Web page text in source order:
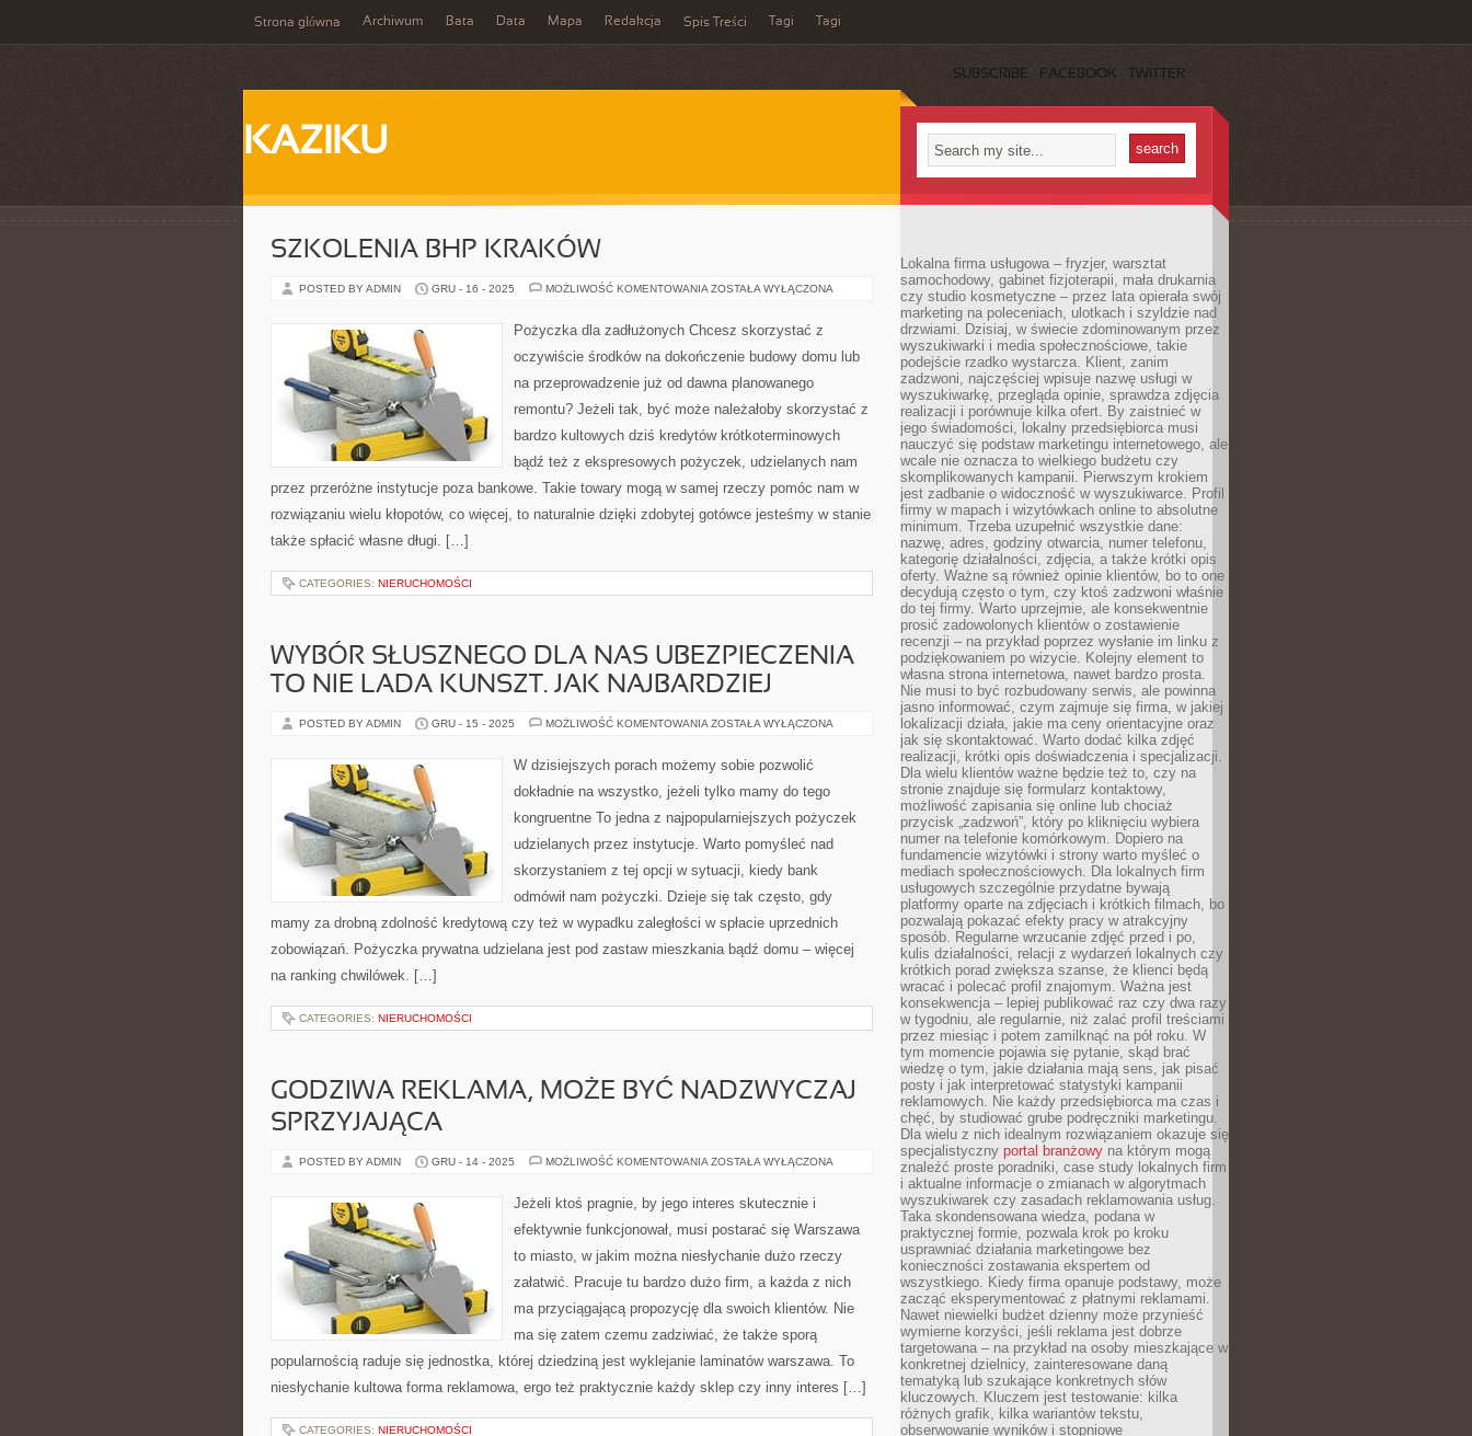
Strona główna Archiwum Bata Data Mapa Redakcja Spis Treści Tagi Tagi
SUBSCRIBE FACEBOOK TWITTER
KAZIKU
SZKOLENIA BHP KRAKÓW
POSTED BY ADMIN GRU - 16 - 2025 MOŻLIWOŚĆ KOMENTOWANIA SZKOLENIA
ZOSTAŁA WYŁĄCZONA
Pożyczka dla zadłużonych Chcesz skorzystać z
oczywiście środków na dokończenie budowy domu lub
na przeprowadzenie już od dawna planowanego
remontu? Jeżeli tak, być może należałoby skorzystać z
bardzo kultowych dziś kredytów krótkoterminowych
bądź też z ekspresowych pożyczek, udzielanych nam
przez przeróżne instytucje poza bankowe. Takie towary mogą w samej rzeczy pomóc nam w
rozwiązaniu wielu kłopotów, co więcej, to naturalnie dzięki zdobytej gotówce jesteśmy w stanie
także spłacić własne długi. […]
CATEGORIES: NIERUCHOMOŚCI
WYBÓR SŁUSZNEGO DLA NAS UBEZPIECZENIA
TO NIE LADA KUNSZT. JAK NAJBARDZIEJ
POSTED BY ADMIN GRU - 15 - 2025 MOŻLIWOŚĆ KOMENTOWANIA WYBÓR
UBEZPIECZENIA
NIE
KUNSZT.
NAJBARDZIEJ
ZOSTAŁA WYŁĄCZONA
W dzisiejszych porach możemy sobie pozwolić
dokładnie na wszystko, jeżeli tylko mamy do tego
kongruentne To jedna z najpopularniejszych pożyczek
udzielanych przez instytucje. Warto pomyśleć nad
skorzystaniem z tej opcji w sytuacji, kiedy bank
odmówił nam pożyczki. Dzieje się tak często, gdy
mamy za drobną zdolność kredytową czy też w wypadku zaległości w spłacie uprzednich
zobowiązań. Pożyczka prywatna udzielana jest pod zastaw mieszkania bądź domu – więcej
na ranking chwilówek. […]
CATEGORIES: NIERUCHOMOŚCI
GODZIWA REKLAMA, MOŻE BYĆ NADZWYCZAJ
SPRZYJAJĄCA
POSTED BY ADMIN GRU - 14 - 2025 MOŻLIWOŚĆ KOMENTOWANIA GODZIWA
NADZWYCZAJ
ZOSTAŁA WYŁĄCZONA
Jeżeli ktoś pragnie, by jego interes skutecznie i
efektywnie funkcjonował, musi postarać się Warszawa
to miasto, w jakim można niesłychanie dużo rzeczy
załatwić. Pracuje tu bardzo dużo firm, a każda z nich
ma przyciągającą propozycję dla swoich klientów. Nie
ma się zatem czemu zadziwiać, że także sporą
popularnością raduje się jednostka, której dziedziną jest wyklejanie laminatów warszawa. To
niesłychanie kultowa forma reklamowa, ergo też praktycznie każdy sklep czy inny interes […]
CATEGORIES: NIERUCHOMOŚCI
Lokalna firma usługowa – fryzjer, warsztat
samochodowy, gabinet fizjoterapii, mała drukarnia
czy studio kosmetyczne – przez lata opierała swój
marketing na poleceniach, ulotkach i szyldzie nad
drzwiami. Dzisiaj, w świecie zdominowanym przez
wyszukiwarki i media społecznościowe, takie
podejście rzadko wystarcza. Klient, zanim
zadzwoni, najczęściej wpisuje nazwę usługi w
wyszukiwarkę, przegląda opinie, sprawdza zdjęcia
realizacji i porównuje kilka ofert. By zaistnieć w
jego świadomości, lokalny przedsiębiorca musi
nauczyć się podstaw marketingu internetowego, ale
wcale nie oznacza to wielkiego budżetu czy
skomplikowanych kampanii. Pierwszym krokiem
jest zadbanie o widoczność w wyszukiwarce. Profil
firmy w mapach i wizytówkach online to absolutne
minimum. Trzeba uzupełnić wszystkie dane:
nazwę, adres, godziny otwarcia, numer telefonu,
kategorię działalności, zdjęcia, a także krótki opis
oferty. Ważne są również opinie klientów, bo to one
decydują często o tym, czy ktoś zadzwoni właśnie
do tej firmy. Warto uprzejmie, ale konsekwentnie
prosić zadowolonych klientów o zostawienie
recenzji – na przykład poprzez wysłanie im linku z
podziękowaniem po wizycie. Kolejny element to
własna strona internetowa, nawet bardzo prosta.
Nie musi to być rozbudowany serwis, ale powinna
jasno informować, czym zajmuje się firma, w jakiej
lokalizacji działa, jakie ma ceny orientacyjne oraz
jak się skontaktować. Warto dodać kilka zdjęć
realizacji, krótki opis doświadczenia i specjalizacji.
Dla wielu klientów ważne będzie też to, czy na
stronie znajduje się formularz kontaktowy,
możliwość zapisania się online lub chociaż
przycisk „zadzwoń”, który po kliknięciu wybiera
numer na telefonie komórkowym. Dopiero na
fundamencie wizytówki i strony warto myśleć o
mediach społecznościowych. Dla lokalnych firm
usługowych szczególnie przydatne bywają
platformy oparte na zdjęciach i krótkich filmach, bo
pozwalają pokazać efekty pracy w atrakcyjny
sposób. Regularne wrzucanie zdjęć przed i po,
kulis działalności, relacji z wydarzeń lokalnych czy
krótkich porad zwiększa szanse, że klienci będą
wracać i polecać profil znajomym. Ważna jest
konsekwencja – lepiej publikować raz czy dwa razy
w tygodniu, ale regularnie, niż zalać profil treściami
przez miesiąc i potem zamilknąć na pół roku. W
tym momencie pojawia się pytanie, skąd brać
wiedzę o tym, jakie działania mają sens, jak pisać
posty i jak interpretować statystyki kampanii
reklamowych. Nie każdy przedsiębiorca ma czas i
chęć, by studiować grube podręczniki marketingu.
Dla wielu z nich idealnym rozwiązaniem okazuje się
specjalistyczny portal branżowy na którym mogą
znaleźć proste poradniki, case study lokalnych firm
i aktualne informacje o zmianach w algorytmach
wyszukiwarek czy zasadach reklamowania usług.
Taka skondensowana wiedza, podana w
praktycznej formie, pozwala krok po kroku
usprawniać działania marketingowe bez
konieczności zostawania ekspertem od
wszystkiego. Kiedy firma opanuje podstawy, może
zacząć eksperymentować z płatnymi reklamami.
Nawet niewielki budżet dzienny może przynieść
wymierne korzyści, jeśli reklama jest dobrze
targetowana – na przykład na osoby mieszkające w
konkretnej dzielnicy, zainteresowane daną
tematyką lub szukające konkretnych słów
kluczowych. Kluczem jest testowanie: kilka
różnych grafik, kilka wariantów tekstu,
obserwowanie wyników i stopniowe